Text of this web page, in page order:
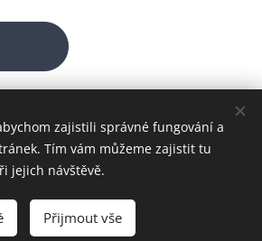
FILIP MARIA ŠTOJDL
zajistili správné fungování a
Tím vám můžeme zajistit tu
jejich návštěvě.
Přijmout vše